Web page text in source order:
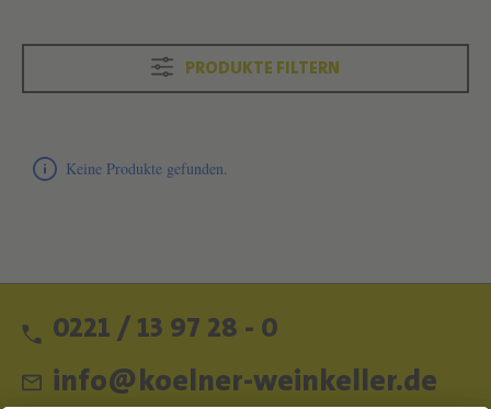
Text überspringen
PRODUKTE FILTERN
Keine Produkte gefunden.
0221 / 13 97 28 - 0
info@koelner-weinkeller.de